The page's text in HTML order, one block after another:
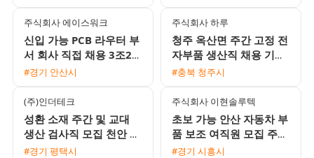
주식회사 에이스워크
신입 가능 PCB 라우터 부
서 회사 직접 채용 3조2교
대 모집
#경기 안산시
주식회사 하루
청주 옥산면 주간 고정 전
자부품 생산직 채용 기숙
사 및 삼식 제공 초보자
#충북 청주시
(주)인더테크
성환 소재 주간 및 교대
생산 검사직 모집 천안 평
택 통근버스 운행
#경기 평택시
주식회사 이현솔루텍
초보 가능 안산 자동차 부
품 보조 여직원 모집 주급
선택 및 통근버스 운행
#경기 시흥시